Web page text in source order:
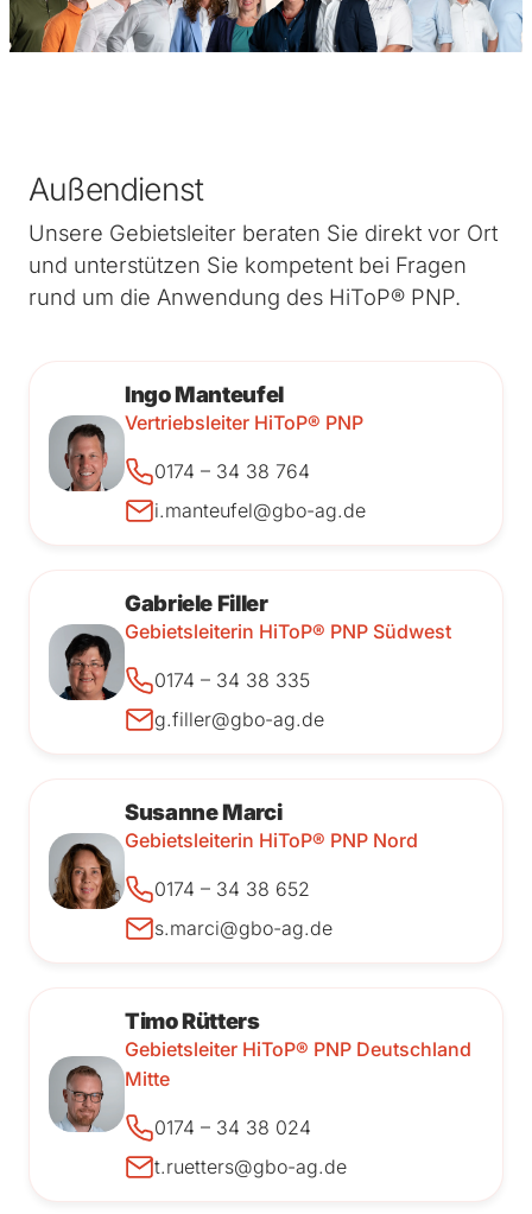
Außendienst
Unsere Gebietsleiter beraten Sie direkt vor Ort
und unterstützen Sie kompetent bei Fragen
rund um die Anwendung des HiToP® PNP.
Ingo Manteufel
Vertriebsleiter HiToP® PNP
0174 – 34 38 764
i.manteufel@gbo-ag.de
Gabriele Filler
Gebietsleiterin HiToP® PNP Südwest
0174 – 34 38 335
g.filler@gbo-ag.de
Susanne Marci
Gebietsleiterin HiToP® PNP Nord
0174 – 34 38 652
s.marci@gbo-ag.de
Timo Rütters
Gebietsleiter HiToP® PNP Deutschland
Mitte
0174 – 34 38 024
t.ruetters@gbo-ag.de